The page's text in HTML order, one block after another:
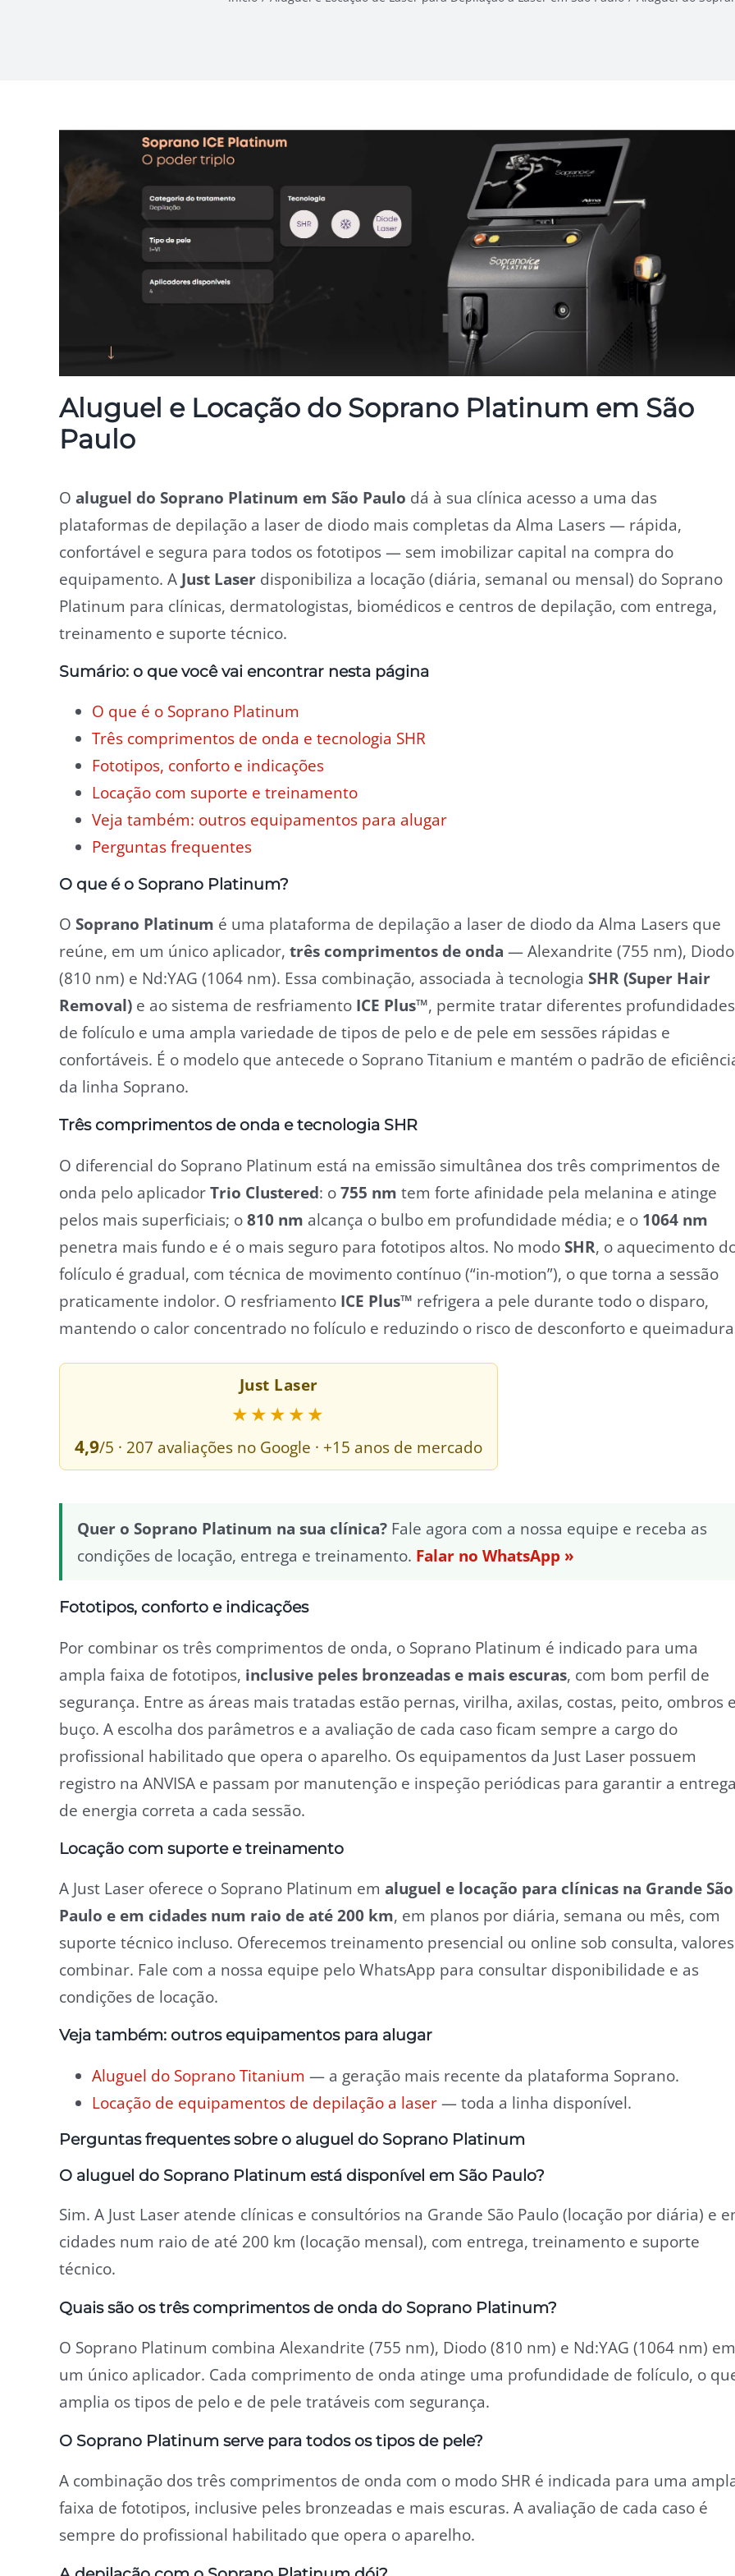
Aluguel e Locação do Soprano Platinum em São
Paulo
O aluguel do Soprano Platinum em São Paulo dá à sua clínica acesso a uma das
plataformas de depilação a laser de diodo mais completas da Alma Lasers — rápida,
confortável e segura para todos os fototipos — sem imobilizar capital na compra do
equipamento. A Just Laser disponibiliza a locação (diária, semanal ou mensal) do Soprano
Platinum para clínicas, dermatologistas, biomédicos e centros de depilação, com entrega,
treinamento e suporte técnico.
Sumário: o que você vai encontrar nesta página
O que é o Soprano Platinum
Três comprimentos de onda e tecnologia SHR
Fototipos, conforto e indicações
Locação com suporte e treinamento
Veja também: outros equipamentos para alugar
Perguntas frequentes
O que é o Soprano Platinum?
O Soprano Platinum é uma plataforma de depilação a laser de diodo da Alma Lasers que
reúne, em um único aplicador, três comprimentos de onda — Alexandrite (755 nm), Diodo
(810 nm) e Nd:YAG (1064 nm). Essa combinação, associada à tecnologia SHR (Super Hair
Removal) e ao sistema de resfriamento ICE Plus™, permite tratar diferentes profundidades
de folículo e uma ampla variedade de tipos de pelo e de pele em sessões rápidas e
confortáveis. É o modelo que antecede o Soprano Titanium e mantém o padrão de
da linha Soprano.
Três comprimentos de onda e tecnologia SHR
O diferencial do Soprano Platinum está na emissão simultânea dos três comprimentos de
onda pelo aplicador Trio Clustered: o 755 nm tem forte afinidade pela melanina e atinge
pelos mais superficiais; o 810 nm alcança o bulbo em profundidade média; e o 1064 nm
penetra mais fundo e é o mais seguro para fototipos altos. No modo SHR, o aquecimento
folículo é gradual, com técnica de movimento contínuo (“in-motion”), o que torna a sessão
praticamente indolor. O resfriamento ICE Plus™ refrigera a pele durante todo o disparo,
mantendo o calor concentrado no folículo e reduzindo o risco de desconforto e
Just Laser
★★★★★
4,9/5 · 207 avaliações no Google · +15 anos de mercado
Quer o Soprano Platinum na sua clínica? Fale agora com a nossa equipe e receba as
condições de locação, entrega e treinamento. Falar no WhatsApp »
Fototipos, conforto e indicações
Por combinar os três comprimentos de onda, o Soprano Platinum é indicado para uma
ampla faixa de fototipos, inclusive peles bronzeadas e mais escuras, com bom perfil de
segurança. Entre as áreas mais tratadas estão pernas, virilha, axilas, costas, peito, ombros
buço. A escolha dos parâmetros e a avaliação de cada caso ficam sempre a cargo do
profissional habilitado que opera o aparelho. Os equipamentos da Just Laser possuem
registro na ANVISA e passam por manutenção e inspeção periódicas para garantir a
de energia correta a cada sessão.
Locação com suporte e treinamento
A Just Laser oferece o Soprano Platinum em aluguel e locação para clínicas na Grande São
Paulo e em cidades num raio de até 200 km, em planos por diária, semana ou mês, com
suporte técnico incluso. Oferecemos treinamento presencial ou online sob consulta,
combinar. Fale com a nossa equipe pelo WhatsApp para consultar disponibilidade e as
condições de locação.
Veja também: outros equipamentos para alugar
Aluguel do Soprano Titanium — a geração mais recente da plataforma Soprano.
Locação de equipamentos de depilação a laser — toda a linha disponível.
Perguntas frequentes sobre o aluguel do Soprano Platinum
O aluguel do Soprano Platinum está disponível em São Paulo?
Sim. A Just Laser atende clínicas e consultórios na Grande São Paulo (locação por diária) e
cidades num raio de até 200 km (locação mensal), com entrega, treinamento e suporte
técnico.
Quais são os três comprimentos de onda do Soprano Platinum?
O Soprano Platinum combina Alexandrite (755 nm), Diodo (810 nm) e Nd:YAG (1064 nm) em
um único aplicador. Cada comprimento de onda atinge uma profundidade de folículo, o
amplia os tipos de pelo e de pele tratáveis com segurança.
O Soprano Platinum serve para todos os tipos de pele?
A combinação dos três comprimentos de onda com o modo SHR é indicada para uma
faixa de fototipos, inclusive peles bronzeadas e mais escuras. A avaliação de cada caso é
sempre do profissional habilitado que opera o aparelho.